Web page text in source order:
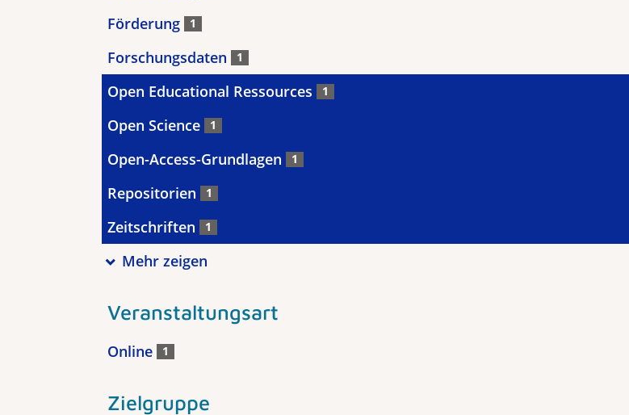
Förderung 1
Forschungsdaten 1
Open Educational Ressources 1
Open Science 1
Open-Access-Grundlagen 1
Repositorien 1
Zeitschriften 1
Mehr zeigen
Veranstaltungsart
Online 1
Zielgruppe